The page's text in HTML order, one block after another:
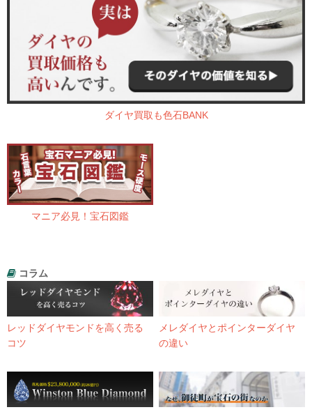
ダイヤ買取も色石BANK
マニア必見！宝石図鑑
コラム
レッドダイヤモンドを高く売る
コツ
メレダイヤとポインターダイヤ
の違い